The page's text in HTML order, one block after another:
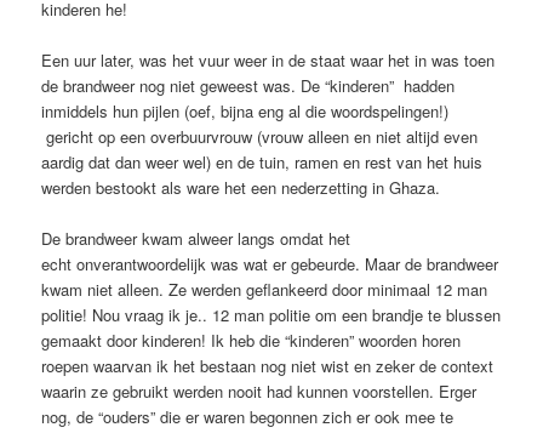
kinderen he!
Een uur later, was het vuur weer in de staat waar het in was toen
de brandweer nog niet geweest was. De “kinderen” hadden
inmiddels hun pijlen (oef, bijna eng al die woordspelingen!)
gericht op een overbuurvrouw (vrouw alleen en niet altijd even
aardig dat dan weer wel) en de tuin, ramen en rest van het huis
werden bestookt als ware het een nederzetting in Ghaza.
De brandweer kwam alweer langs omdat het
echt onverantwoordelijk was wat er gebeurde. Maar de brandweer
kwam niet alleen. Ze werden geflankeerd door minimaal 12 man
politie! Nou vraag ik je.. 12 man politie om een brandje te blussen
gemaakt door kinderen! Ik heb die “kinderen” woorden horen
roepen waarvan ik het bestaan nog niet wist en zeker de context
waarin ze gebruikt werden nooit had kunnen voorstellen. Erger
nog, de “ouders” die er waren begonnen zich er ook mee te